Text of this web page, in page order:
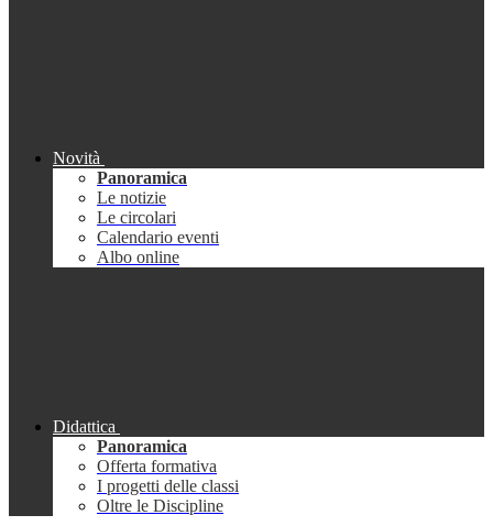
Novità
Panoramica
Le notizie
Le circolari
Calendario eventi
Albo online
Didattica
Panoramica
Offerta formativa
I progetti delle classi
Oltre le Discipline